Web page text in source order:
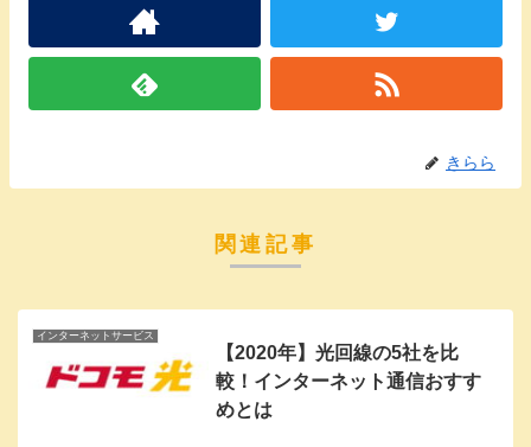
きらら
関連記事
インターネットサービス
【2020年】光回線の5社を比
較！インターネット通信おすす
めとは